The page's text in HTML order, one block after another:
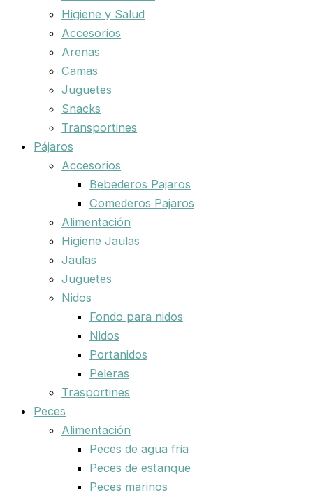
Higiene y Salud
Accesorios
Arenas
Camas
Juguetes
Snacks
Transportines
Pájaros
Accesorios
Bebederos Pajaros
Comederos Pajaros
Alimentación
Higiene Jaulas
Jaulas
Juguetes
Nidos
Fondo para nidos
Nidos
Portanidos
Peleras
Trasportines
Peces
Alimentación
Peces de agua fria
Peces de estanque
Peces marinos